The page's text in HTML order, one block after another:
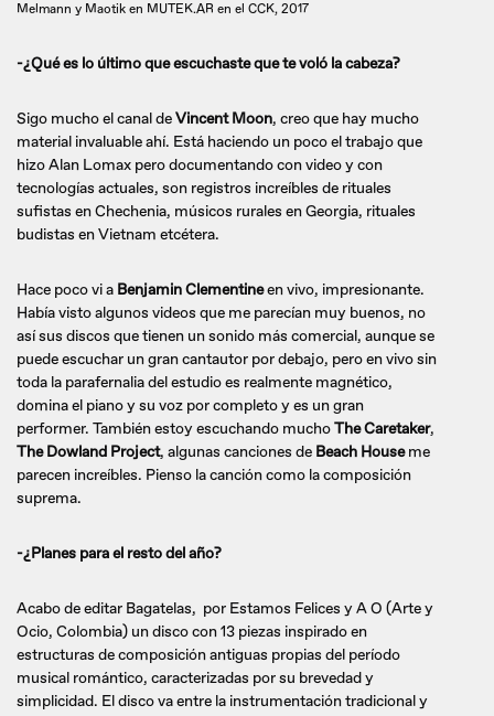
Melmann y Maotik en MUTEK.AR en el CCK, 2017
-¿Qué es lo último que escuchaste que te voló la cabeza?
Sigo mucho el canal deVincent Moon, creo que hay mucho
material invaluable ahí. Está haciendo un poco el trabajo que
hizo Alan Lomax pero documentando con video y con
tecnologías actuales, son registros increíbles de rituales
sufistas en Chechenia, músicos rurales en Georgia, rituales
budistas en Vietnam etcétera.
Hace poco vi a Benjamin Clementineen vivo, impresionante.
Había visto algunos videos que me parecían muy buenos, no
así sus discos que tienen un sonido más comercial, aunque se
puede escuchar un gran cantautor por debajo, pero en vivo sin
toda la parafernalia del estudio es realmente magnético,
domina el piano y su voz por completo y es un gran
performer. También estoy escuchando muchoThe Caretaker,
The Dowland Project, algunas canciones de Beach Houseme
parecen increíbles. Pienso la canción como la composición
suprema.
-¿Planes para el resto del año?
Acabo de editar Bagatelas, por Estamos Felices y A O (Arte y
Ocio, Colombia) un disco con 13 piezas inspirado en
estructuras de composición antiguas propias del período
musical romántico, caracterizadas por su brevedad y
simplicidad. El disco va entre la instrumentación tradicional y